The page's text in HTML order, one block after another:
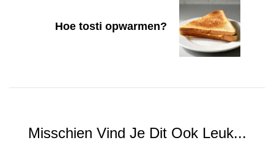
Hoe tosti opwarmen?
Misschien Vind Je Dit Ook Leuk...